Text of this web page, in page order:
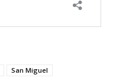
San Miguel